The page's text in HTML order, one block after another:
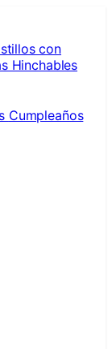
con
Hinchables
Cumpleaños